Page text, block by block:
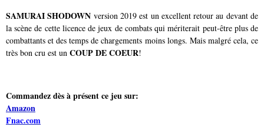
SAMURAI SHODOWN version 2019 est un excellent retour au devant de
la scène de cette licence de jeux de combats qui mériterait peut-être plus de
combattants et des temps de chargements moins longs. Mais malgré cela, ce
très bon cru est un COUP DE COEUR!
Commandez dès à présent ce jeu sur:
Amazon
Fnac.com